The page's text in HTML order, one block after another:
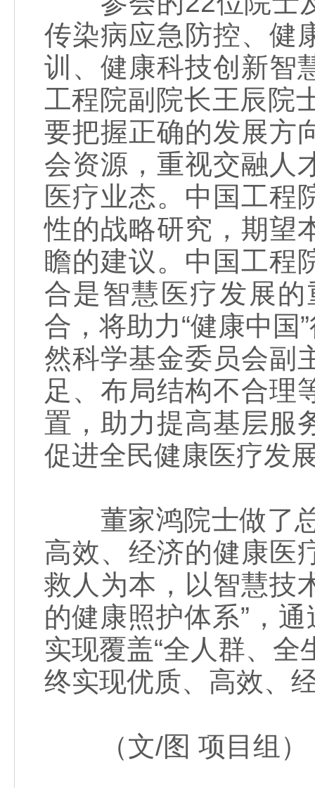
传染病应急防控、健
训、健康科技创新智
工程院副院长王辰院
要把握正确的发展方
会资源，重视交融人
医疗业态。中国工程
性的战略研究，期望
瞻的建议。中国工程
合是智慧医疗发展
合，将助力“健康中国
然科学基金委员会副
足、布局结构不合理
置，助力提高基层服
促进全民健康医疗发
董家鸿院士做了总
高效、经济的健康医
救人为本，以智慧技
的健康照护体系”，
实现覆盖“全人群、
终实现优质、高效、
（文/图 项目组）